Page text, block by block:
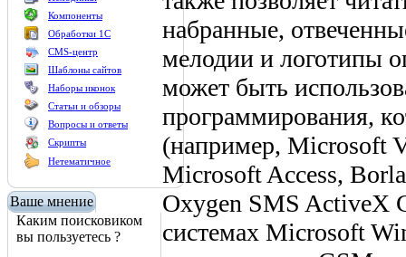
Компоненты
Обработки 1С
CMS-центр
Шаблоны сайтов
Наборы иконок
Статьи и обзоры
Вопросы и ответы
Скрипты
Нетематичное
Ваше мнение
Каким поисковиком
вы пользуетесь ?
набранные,
мелодии и логотипы
может быть
программирования,
(например, Microsoft
Microsoft Access,
Oxygen SMS ActiveX
системах Microsoft